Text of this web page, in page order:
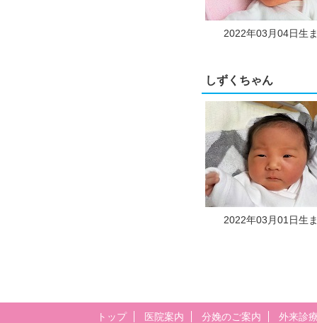
2022年03月04日生
しずくちゃん
2022年03月01日生
トップ 医院案内 分娩のご案内 外来診